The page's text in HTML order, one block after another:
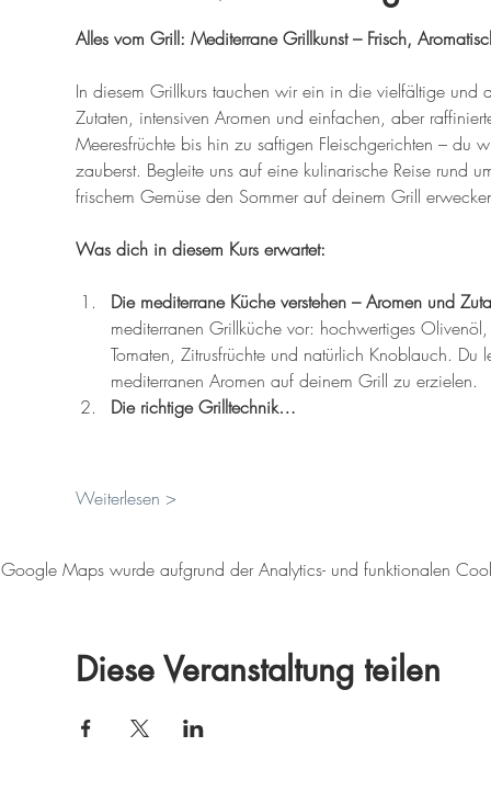
Alles vom Grill: Mediterrane Grillkunst – Frisch,
In diesem Grillkurs tauchen wir ein in die vielfältige
Zutaten, intensiven Aromen und einfachen, aber
Meeresfrüchte bis hin zu saftigen Fleischgerichten – du
zauberst. Begleite uns auf eine kulinarische Reise rund
frischem Gemüse den Sommer auf deinem Grill
Was dich in diesem Kurs erwartet:
Die mediterrane Küche verstehen – Aromen und
mediterranen Grillküche vor: hochwertiges
Tomaten, Zitrusfrüchte und natürlich Knoblauch.
mediterranen Aromen auf deinem Grill zu erzielen.
Die richtige Grilltechnik…
Weiterlesen >
Google Maps wurde aufgrund der Analytics- und funktionalen
Diese Veranstaltung teilen